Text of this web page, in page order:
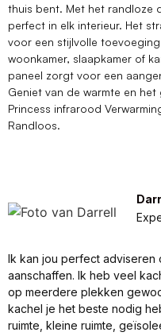
thuis bent. Met het randloze
perfect in elk interieur. Het
voor een stijlvolle
woonkamer, slaapkamer of
paneel zorgt voor een
Geniet van de warmte en
Princess infrarood
Randloos.
Ik kan jou perfect
aanschaffen. Ik heb veel
op meerdere plekken
kachel je het beste nodig
ruimte, kleine ruimte,